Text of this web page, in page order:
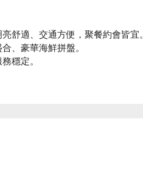
舒適、交通方便，聚餐約會皆宜。
、豪華海鮮拼盤。
穩定。